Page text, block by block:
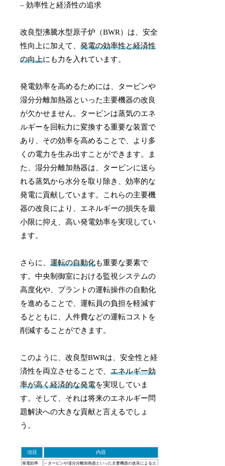
– 効率性と経済性の追求
改良型沸騰水型原子炉（BWR）は、安全
性向上に加えて、発電の効率性と経済性
の向上にも力を入れています。
発電効率を高めるためには、タービンや
湿分分離加熱器といった主要機器の改良
が欠かせません。タービンは蒸気のエネ
ルギーを回転力に変換する重要な装置で
あり、その効率を高めることで、より多
くの電力を生み出すことができます。ま
た、湿分分離加熱器は、タービンに送ら
れる蒸気から水分を取り除き、効率的な
発電に貢献しています。これらの主要機
器の改良により、エネルギーの損失を最
小限に抑え、高い発電効率を実現してい
ます。
さらに、運転の自動化も重要な要素で
す。中央制御室における監視システムの
高度化や、プラントの運転操作の自動化
を進めることで、運転員の負担を軽減す
るとともに、人件費などの運転コストを
削減することができます。
このように、改良型BWRは、安全性と経
済性を両立させることで、エネルギー効
率が高く経済的な発電を実現していま
す。そして、それは将来のエネルギー問
題解決への大きな貢献と言えるでしょ
う。
項目 内容
発電効率
– タービンや湿分分離加熱器といった主要機器の改良によるエ